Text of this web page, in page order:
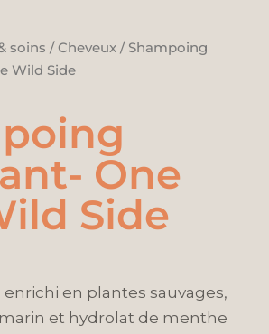
soins /Cheveux / Shampoing
Wild Side
One
Side
en plantes sauvages,
et hydrolat de menthe